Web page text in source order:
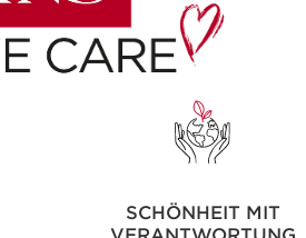
SCHÖNHEIT MIT